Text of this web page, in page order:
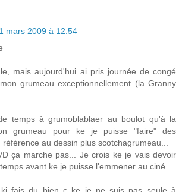
mars 2009 à 12:54
mais aujourd'hui ai pris journée de congé
grumeau exceptionnellement (la Granny
temps à grumoblablaer au boulot qu'à la
grumeau pour ke je puisse "faire" des
au dessin plus scotchagrumeau...
ça marche pas... Je crois ke je vais devoir
avant ke je puisse l'emmener au ciné...